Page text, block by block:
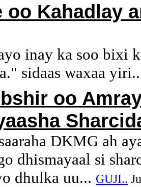
oo Kahadlay
inay ka soo bixi
sidaas waxaa
oo
DKMG ah
dhismayaal si
dhulka uu... GUJI..